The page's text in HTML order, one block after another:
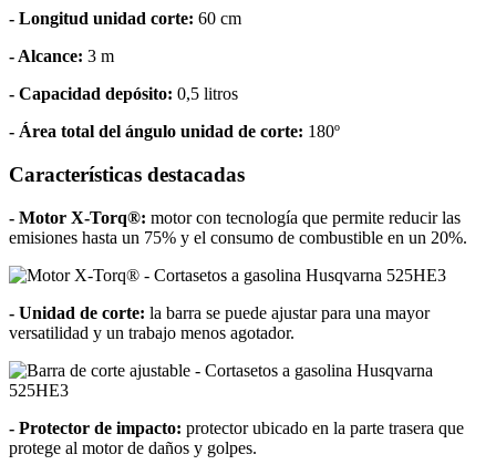
- Longitud unidad corte: 60 cm
- Alcance: 3 m
- Capacidad depósito: 0,5 litros
- Área total del ángulo unidad de corte: 180º
Características destacadas
- Motor X-Torq®: motor con tecnología que permite reducir las
emisiones hasta un 75% y el consumo de combustible en un 20%.
- Unidad de corte: la barra se puede ajustar para una mayor
versatilidad y un trabajo menos agotador.
- Protector de impacto: protector ubicado en la parte trasera que
protege al motor de daños y golpes.